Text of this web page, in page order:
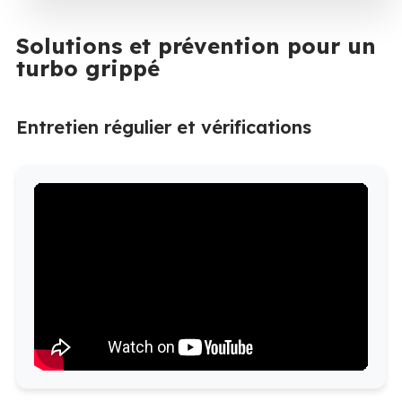
Solutions et prévention pour un
turbo grippé
Entretien régulier et vérifications